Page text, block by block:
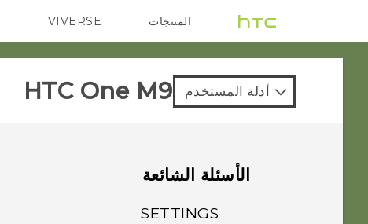
المنتجات
VIVE
G REIGNS
VIVERSE
HTC One M9‎ أدلة المستخدم
الأسئلة الشائعة
SETTINGS